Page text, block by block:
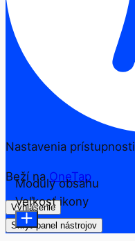
Nastavenia prístupnosti
Beží naOneTap
Vyhlásenie
Skryť panel nástrojov
Moduly obsahu
Veľkosť ikony